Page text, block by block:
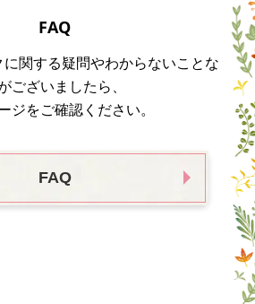
FAQ
に関する疑問やわからないことな
ございましたら、
ジをご確認ください。
FAQ